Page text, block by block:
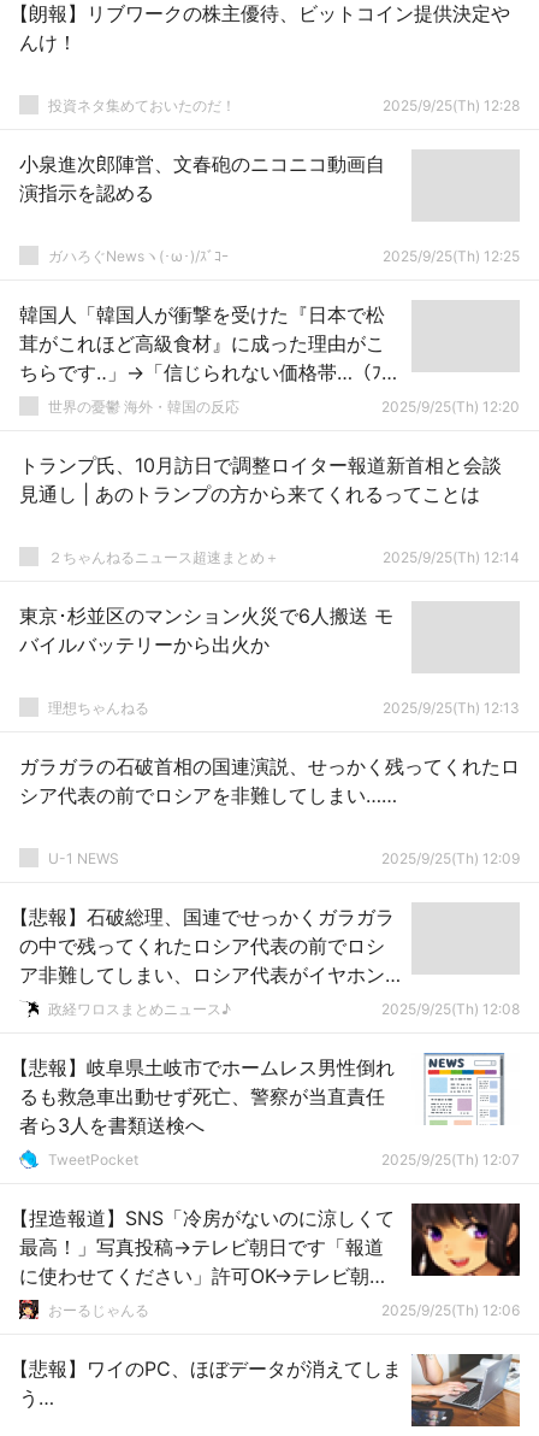
【朗報】リブワークの株主優待、ビットコイン提供決定や
んけ！
投資ネタ集めておいたのだ！ 2025/9/25(Th) 12:28
小泉進次郎陣営、文春砲のニコニコ動画自
演指示を認める
ガハろぐNewsヽ(･ω･)/ｽﾞｺｰ 2025/9/25(Th) 12:25
韓国人「韓国人が衝撃を受けた『日本で松
茸がこれほど高級食材』に成った理由がこ
ちらです‥」→「信じられない価格帯…（ﾌﾞﾙ
ﾌﾞﾙ」世界の憂鬱 海外・韓国の反応 2025/9/25(Th) 12:20
トランプ氏、10月訪日で調整ロイター報道新首相と会談
見通し | あのトランプの方から来てくれるってことは
２ちゃんねるニュース超速まとめ＋ 2025/9/25(Th) 12:14
東京･杉並区のマンション火災で6人搬送 モ
バイルバッテリーから出火か
理想ちゃんねる 2025/9/25(Th) 12:13
ガラガラの石破首相の国連演説、せっかく残ってくれたロ
シア代表の前でロシアを非難してしまい……
U-1 NEWS 2025/9/25(Th) 12:09
【悲報】石破総理、国連でせっかくガラガラ
の中で残ってくれたロシア代表の前でロシ
ア非難してしまい、ロシア代表がイヤホン
を外してしまう ｗｗｗｗｗｗｗｗｗｗｗ
政経ワロスまとめニュース♪ 2025/9/25(Th) 12:08
【悲報】岐阜県土岐市でホームレス男性倒れ
るも救急車出動せず死亡、警察が当直責任
者ら3人を書類送検へ
TweetPocket 2025/9/25(Th) 12:07
【捏造報道】SNS「冷房がないのに涼しくて
最高！」写真投稿→テレビ朝日です「報道
に使わせてください」許可OK→テレビ朝日
「サウナ状態で143件の苦情が殺到」写真登
おーるじゃんる 2025/9/25(Th) 12:06
【悲報】ワイのPC、ほぼデータが消えてしま
う…